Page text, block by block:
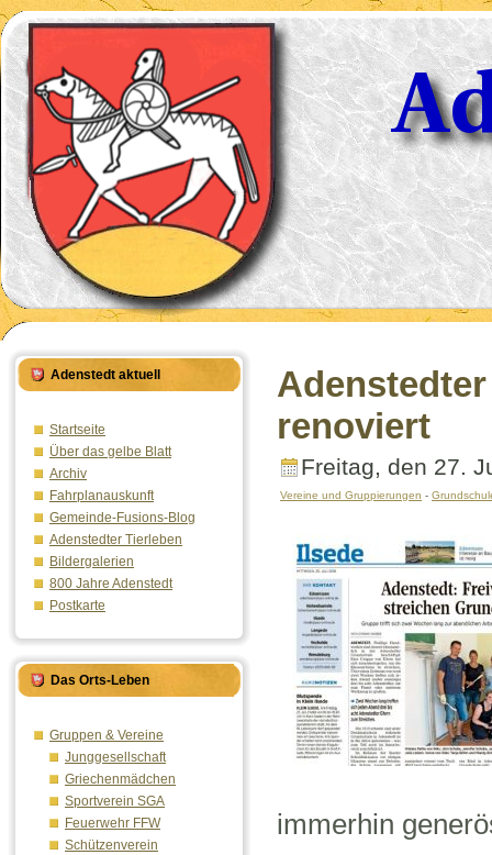
Adenstedt aktuell
Startseite
Über das gelbe Blatt
Archiv
Fahrplanauskunft
Gemeinde-Fusions-Blog
Adenstedter Tierleben
Bildergalerien
800 Jahre Adenstedt
Postkarte
Das Orts-Leben
Gruppen & Vereine
Junggesellschaft
Griechenmädchen
Sportverein SGA
Feuerwehr FFW
Schützenverein
renoviert
Freitag, den 27.
Vereine und Gruppierungen -
immerhin